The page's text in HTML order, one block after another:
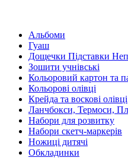
Альбоми
Гуаш
Дощечки Підставки
Зошити учнівські
Кольоровий картон та
Кольорові олівці
Крейда та воскові олівці
Ланчбокси, Термоси,
Набори для розвитку
Набори скетч-маркерів
Ножиці дитячі
Обкладинки